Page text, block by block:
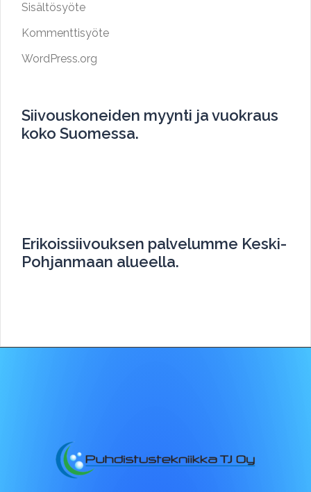
Sisältösyöte
Kommenttisyöte
WordPress.org
Siivouskoneiden myynti ja vuokraus
koko Suomessa.
Erikoissiivouksen palvelumme Keski-
Pohjanmaan alueella.